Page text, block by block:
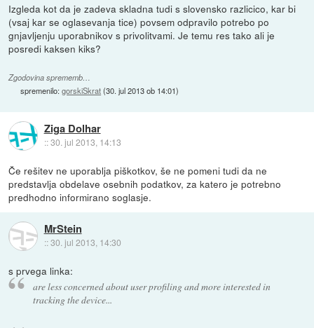
Izgleda kot da je zadeva skladna tudi s slovensko razlicico, kar bi
(vsaj kar se oglasevanja tice) povsem odpravilo potrebo po
gnjavljenju uporabnikov s privolitvami. Je temu res tako ali je
posredi kaksen kiks?
Zgodovina sprememb…
spremenilo:gorskiSkrat(30. jul 2013 ob 14:01)
Ziga Dolhar
::30. jul 2013, 14:13
Če rešitev ne uporablja piškotkov, še ne pomeni tudi da ne
predstavlja obdelave osebnih podatkov, za katero je potrebno
predhodno informirano soglasje.
MrStein
::30. jul 2013, 14:30
s prvega linka:
are less concerned about user profiling and more interested in
tracking the device...